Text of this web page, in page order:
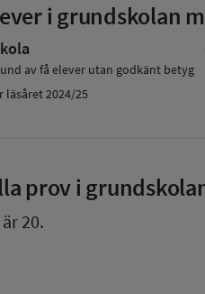
i grundskolan
av få elever utan godkänt betyg
läsåret 2024/25
prov i
20.